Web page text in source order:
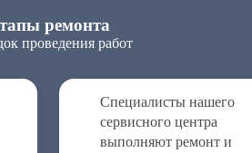
ремонта
проведения работ
Специалисты нашего
сервисного центра
выполняют ремонт и